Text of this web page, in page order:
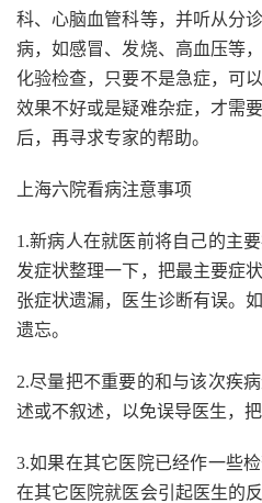
科、心脑血管科等，并听从分
病，如感冒、发烧、高血压等
化验检查，只要不是急症，可
效果不好或是疑难杂症，才需
后，再寻求专家的帮助。
上海六院看病注意事项
1.新病人在就医前将自己的主
发症状整理一下，把最主要症
张症状遗漏，医生诊断有误。
遗忘。
2.尽量把不重要的和与该次疾
述或不叙述，以免误导医生，把
3.如果在其它医院已经作一些
在其它医院就医会引起医生的